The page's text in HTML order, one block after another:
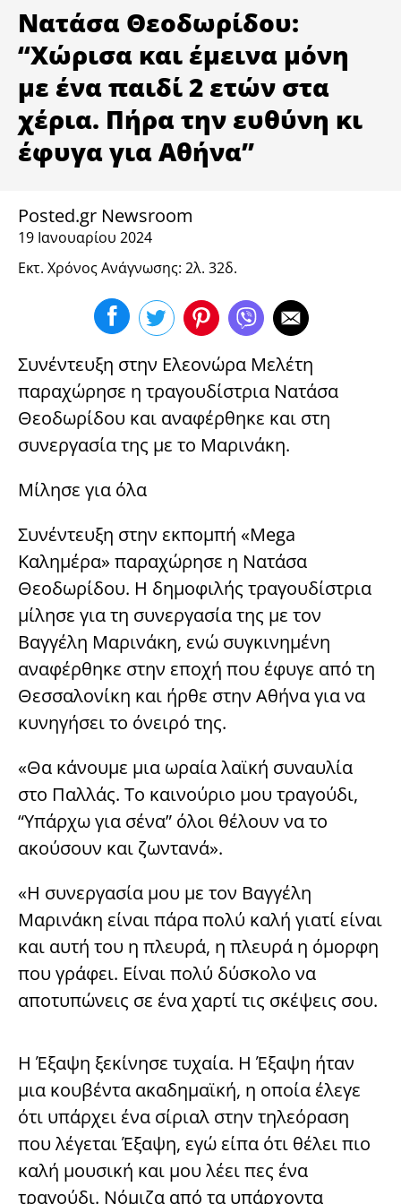
ΥΓΕΙΑ
Νατάσα Θεοδωρίδου:
“Χώρισα και έμεινα μόνη
με ένα παιδί 2 ετών στα
χέρια. Πήρα την ευθύνη κι
έφυγα για Αθήνα”
Posted.gr Newsroom
19 Ιανουαρίου 2024
Εκτ. Χρόνος Ανάγνωσης: 2λ. 32δ.
Συνέντευξη στην Ελεονώρα Μελέτη
παραχώρησε η τραγουδίστρια Νατάσα
Θεοδωρίδου και αναφέρθηκε και στη
συνεργασία της με το Μαρινάκη.
Μίλησε για όλα
Συνέντευξη στην εκπομπή «Mega
Καλημέρα» παραχώρησε η Νατάσα
Θεοδωρίδου. Η δημοφιλής τραγουδίστρια
μίλησε για τη συνεργασία της με τον
Βαγγέλη Μαρινάκη, ενώ συγκινημένη
αναφέρθηκε στην εποχή που έφυγε από τη
Θεσσαλονίκη και ήρθε στην Αθήνα για να
κυνηγήσει το όνειρό της.
«Θα κάνουμε μια ωραία λαϊκή συναυλία
στο Παλλάς. Το καινούριο μου τραγούδι,
“Υπάρχω για σένα” όλοι θέλουν να το
ακούσουν και ζωντανά».
«Η συνεργασία μου με τον Βαγγέλη
Μαρινάκη είναι πάρα πολύ καλή γιατί είναι
και αυτή του η πλευρά, η πλευρά η όμορφη
που γράφει. Είναι πολύ δύσκολο να
αποτυπώνεις σε ένα χαρτί τις σκέψεις σου.
Η Έξαψη ξεκίνησε τυχαία. Η Έξαψη ήταν
μια κουβέντα ακαδημαϊκή, η οποία έλεγε
ότι υπάρχει ένα σίριαλ στην τηλεόραση
που λέγεται Έξαψη, εγώ είπα ότι θέλει πιο
καλή μουσική και μου λέει πες ένα
τραγούδι. Νόμιζα από τα υπάρχοντα